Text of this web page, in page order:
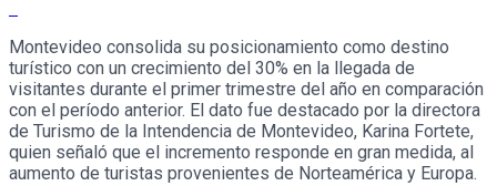
Montevideo consolida su posicionamiento como destino
turístico con un crecimiento del 30% en la llegada de
visitantes durante el primer trimestre del año en comparación
con el período anterior. El dato fue destacado por la directora
de Turismo de la Intendencia de Montevideo, Karina Fortete,
quien señaló que el incremento responde en gran medida, al
aumento de turistas provenientes de Norteamérica y Europa.